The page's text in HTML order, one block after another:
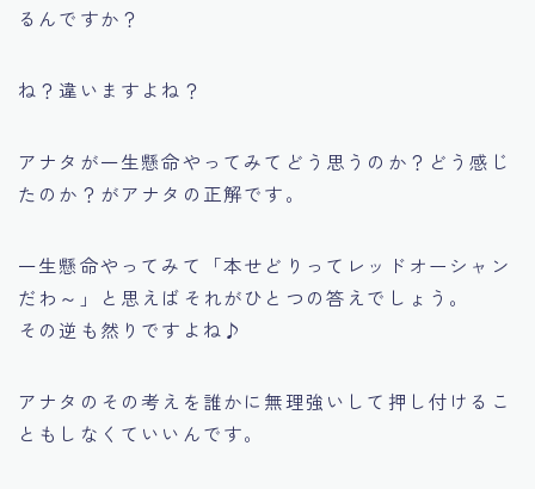
るんですか？
ね？違いますよね？
アナタが一生懸命やってみてどう思うのか？どう感じ
たのか？がアナタの正解です。
一生懸命やってみて
「本せどりってレッドオーシャン
だわ～」
と思えばそれがひとつの答えでしょう。
その逆も然りですよね♪
アナタのその考えを誰かに無理強いして押し付けるこ
ともしなくていいんです。